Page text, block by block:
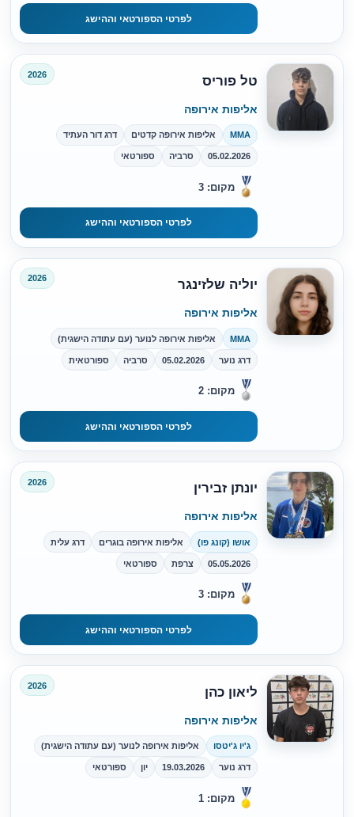
לפרטי הספורטאי וההישג
טל פוריס 2026
אליפות אירופה
MMA אליפות אירופה קדטים דרג דור העתיד
05.02.2026 סרביה ספורטאי
מקום: 3
לפרטי הספורטאי וההישג
יוליה שלזינגר 2026
אליפות אירופה
MMA אליפות אירופה לנוער (עם עתודה הישגית)
דרג נוער 05.02.2026 סרביה ספורטאית
מקום: 2
לפרטי הספורטאי וההישג
יונתן זבירין 2026
אליפות אירופה
אושו (קונג פו) אליפות אירופה בוגרים דרג עלית
05.05.2026 צרפת ספורטאי
מקום: 3
לפרטי הספורטאי וההישג
ליאון כהן 2026
אליפות אירופה
ג'יו ג'יטסו אליפות אירופה לנוער (עם עתודה הישגית)
דרג נוער 19.03.2026 יון ספורטאי
מקום: 1